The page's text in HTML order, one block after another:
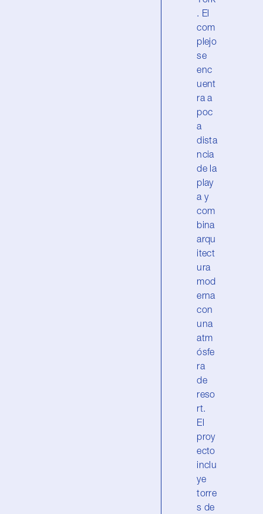
. El
com
plejo
se
enc
uent
ra a
poc
a
dista
ncia
de la
play
a y
com
bina
arqu
itect
ura
mod
erna
con
una
atm
ósfe
ra
de
reso
rt.
El
proy
ecto
inclu
ye
torre
s de